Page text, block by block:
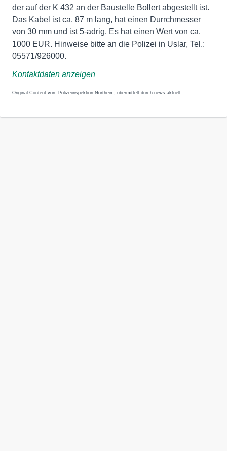
der auf der K 432 an der Baustelle Bollert abgestellt ist.
Das Kabel ist ca. 87 m lang, hat einen Durrchmesser
von 30 mm und ist 5-adrig. Es hat einen Wert von ca.
1000 EUR. Hinweise bitte an die Polizei in Uslar, Tel.:
05571/926000.
Kontaktdaten anzeigen
Original-Content von: Polizeiinspektion Northeim, übermittelt durch news aktuell